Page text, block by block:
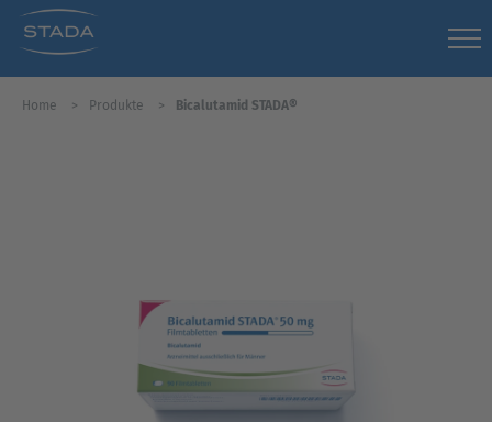
Home Produkte Bicalutamid STADA®